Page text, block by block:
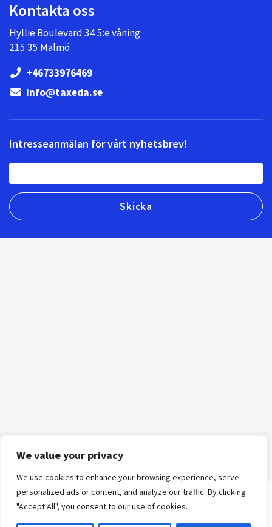
We value your privacy
We use cookies to enhance your browsing experience, serve
personalized ads or content, and analyze our traffic. By clicking
"Accept All", you consent to our use of cookies.
Kontakta oss
Hyllie Boulevard 34 5:e våning
215 35 Malmö
+46733976469
info@taxeda.se
Intresseanmälan för vårt nyhetsbrev!
Logga in